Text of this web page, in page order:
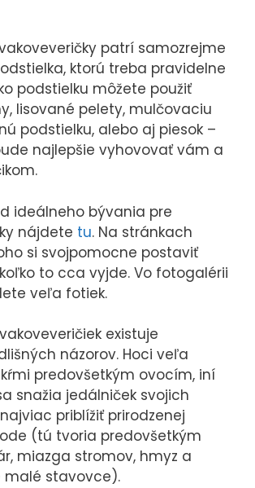
patrí samozrejme
ktorú treba pravidelne
podstielku môžete použiť
lisované pelety, mulčovaciu
podstielku, alebo aj piesok –
najlepšie vyhovovať vám a
ideálneho bývania pre
nájdete tu. Na stránkach
si svojpomocne postaviť
to cca vyjde. Vo fotogalérii
veľa fotiek.
existuje
názorov. Hoci veľa
predovšetkým ovocím, iní
snažia jedálniček svojich
priblížiť prirodzenej
(tú tvoria predovšetkým
miazga stromov, hmyz a
malé stavovce).